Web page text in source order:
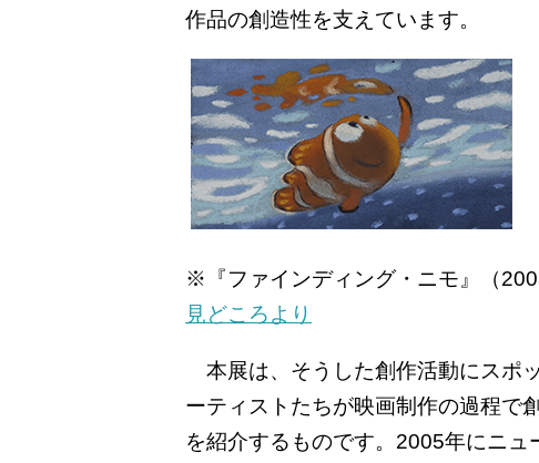
作品の創造性を支えています。
※『ファインディング・ニモ』（
見どころより
本展は、そうした創作活動にスポ
ーティストたちが映画制作の過程で
を紹介するものです。2005年にニ